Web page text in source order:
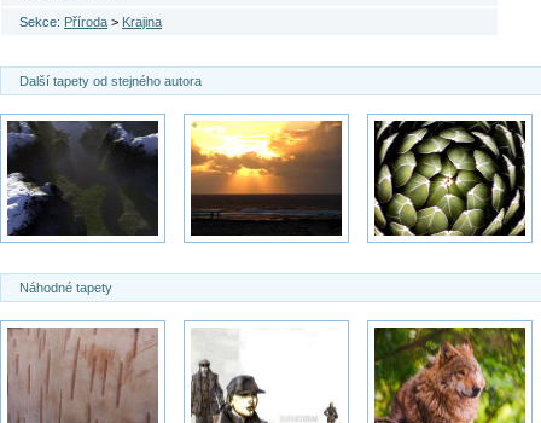
Sekce: Příroda > Krajina
Další tapety od stejného autora
Náhodné tapety